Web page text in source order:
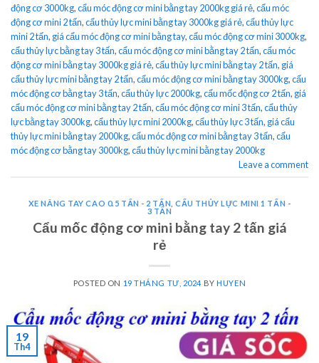
động cơ 3000kg,cẩu móc động cơ mini bằng tay 2000kg giá rẻ,cẩu móc
động cơ mini 2 tấn,cẩu thủy lực mini bằng tay 3000kg giá rẻ,cẩu thủy lực
mini 2 tấn, giá cẩu móc động cơ mini bằng tay,cẩu móc động cơ mini 3000kg,
cẩu thủy lực bằng tay 3 tấn,cẩu móc động cơ mini bằng tay 2 tấn,cẩu móc
động cơ mini bằng tay 3000kg giá rẻ,cẩu thủy lực mini bằng tay 2 tấn, giá
cẩu thủy lực mini bằng tay 2 tấn,cẩu móc động cơ mini bằng tay 3000kg,cẩu
móc động cơ bằng tay 3 tấn,cẩu thủy lực 2000kg,cẩu mốc động cơ 2 tấn, giá
cẩu móc động cơ mini bằng tay 2 tấn,cẩu móc động cơ mini 3 tấn,cẩu thủy
lực bằng tay 3000kg,cẩu thủy lực mini 2000kg,cẩu thủy lực 3 tấn, giá cẩu
thủy lực mini bằng tay 2000kg,cẩu móc động cơ mini bằng tay 3 tấn,cẩu
móc động cơ bằng tay 3000kg,cẩu thủy lực mini bằng tay 2000kg
Leave a comment
XE NÂNG TAY CAO 0.5 TẤN - 2 TẤN ,CẨU THỦY LỰC MINI 1 TẤN -
3 TẤN
Cẩu mốc động cơ mini bằng tay 2 tấn giá
rẻ
POSTED ON 19 THÁNG TƯ, 2024 BYHUYEN
19
Th4